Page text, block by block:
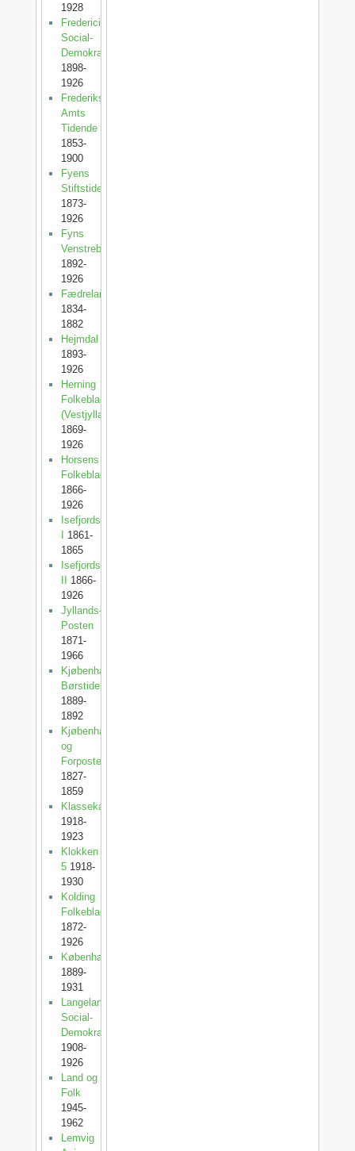
1928
Fredericia
Social-
Demokrat
1898-
1926
Frederiksborg
Amts
Tidende
1853-
1900
Fyens
Stiftstidende
1873-
1926
Fyns
Venstreblad
1892-
1926
Fædrelandet
1834-
1882
Hejmdal
1893-
1926
Herning
Folkeblad
(Vestjylland)
1869-
1926
Horsens
Folkeblad
1866-
1926
Isefjordsposten
1861-
1865
Isefjordsposten
1866-
1926
Jyllands-
Posten
1871-
1966
Kjøbenhavns
Børstidende
1889-
1892
Kjøbenhavnsposten
og
Forposten
1827-
1859
Klassekampen
1918-
1923
Klokken
51918-
1930
Kolding
Folkeblad
1872-
1926
København
1889-
1931
Langelands
Social-
Demokrat
1908-
1926
Land og
Folk
1945-
1962
Lemvig